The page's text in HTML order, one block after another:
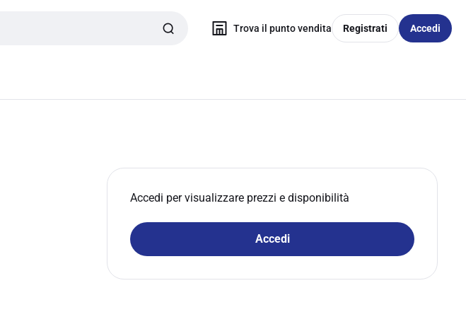
Trova il punto vendita Registrati Accedi
Accedi per visualizzare prezzi e disponibilità
Accedi